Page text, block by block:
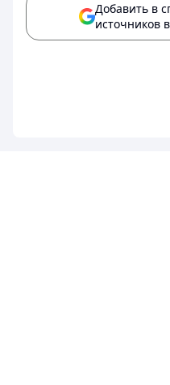
Добавить в
источников